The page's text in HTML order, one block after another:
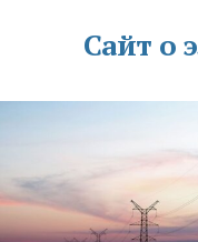
Сайт о